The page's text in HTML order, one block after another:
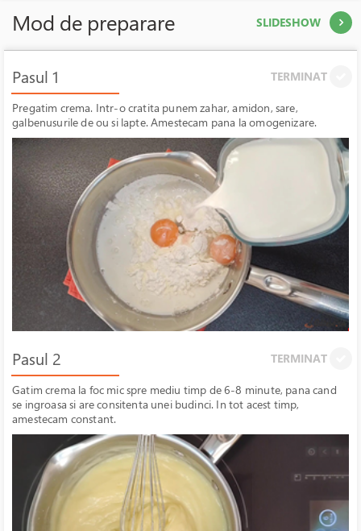
Mod de preparare SLIDESHOW
Pasul 1 TERMINAT
Pregatim crema. Intr-o cratita punem zahar, amidon, sare,
galbenusurile de ou si lapte. Amestecam pana la omogenizare.
Pasul 2 TERMINAT
Gatim crema la foc mic spre mediu timp de 6-8 minute, pana cand
se ingroasa si are consitenta unei budinci. In tot acest timp,
amestecam constant.